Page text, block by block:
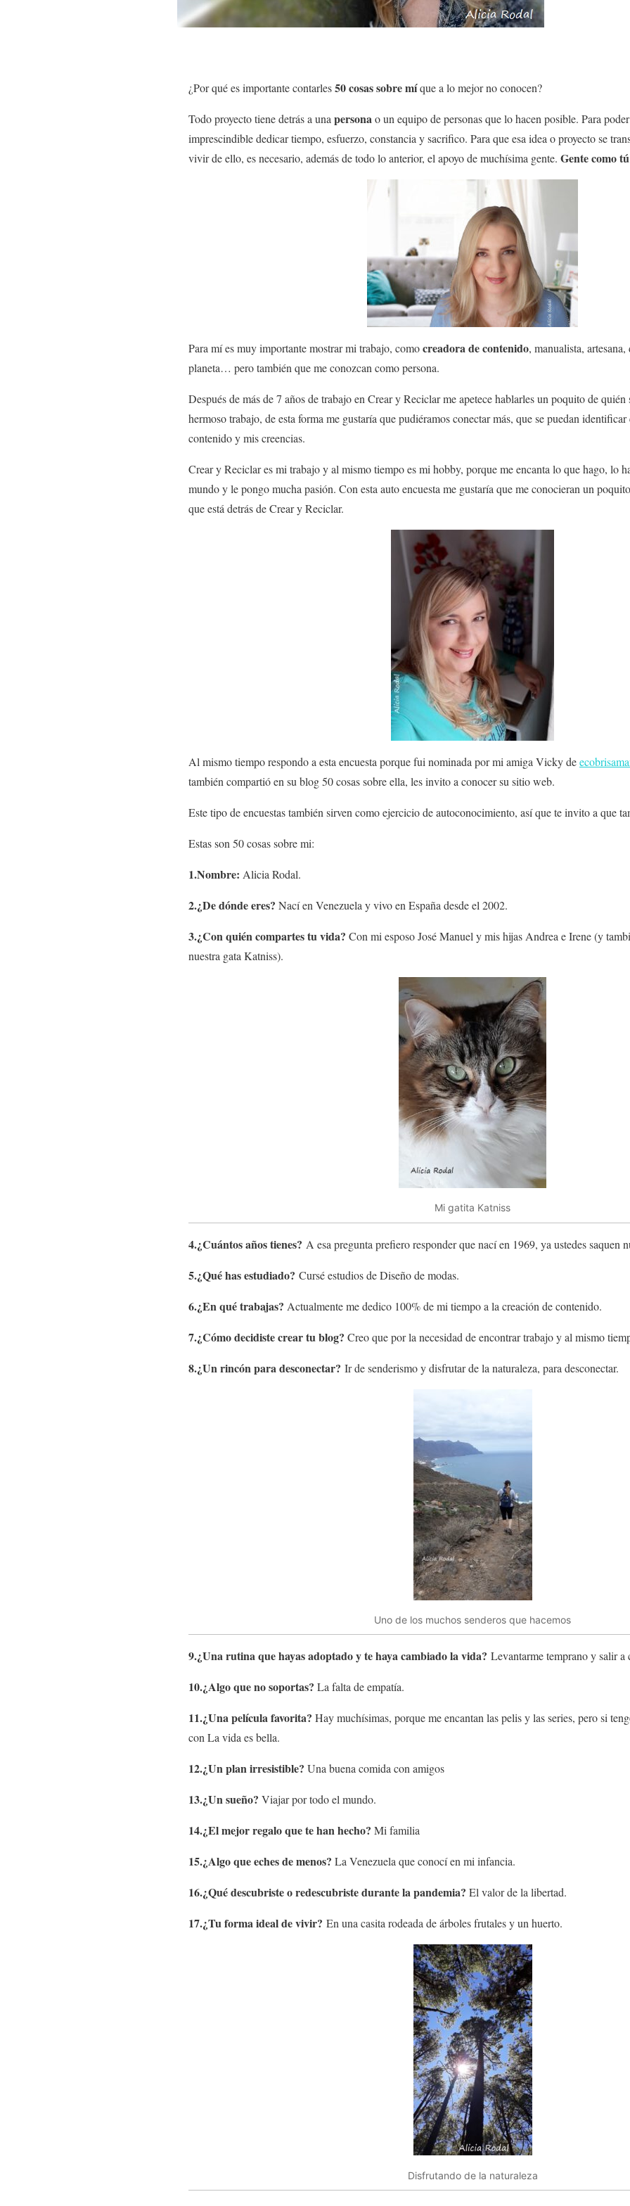
¿Por qué es importante contarles50 cosas sobre míque a lo mejor no conocen?
Todo proyecto tiene detrás a una personao un equipo de personas que lo hacen posible. Para
imprescindible dedicar tiempo, esfuerzo, constancia y sacrifico. Para que esa idea o proyecto se
vivir de ello, es necesario, además de todo lo anterior, el apoyo de muchísima gente. Gente como
Para mí es muy importante mostrar mi trabajo, comocreadora de contenido, manualista,
planeta… pero también que me conozcan como persona.
Después de más de 7 años de trabajo en Crear y Reciclar me apetece hablarles un poquito de quién
hermoso trabajo, de esta forma me gustaría que pudiéramos conectar más, que se puedan
contenido y mis creencias.
Crear y Reciclar es mi trabajo y al mismo tiempo es mi hobby, porque me encanta lo que hago, lo
mundo y le pongo mucha pasión. Con esta auto encuesta me gustaría que me conocieran un
que está detrás de Crear y Reciclar.
Al mismo tiempo respondo a esta encuesta porque fui nominada por mi amiga Vicky de
también compartió en su blog 50 cosas sobre ella, les invito a conocer su sitio web.
Este tipo de encuestas también sirven como ejercicio de autoconocimiento, así que te invito a que
Estas son 50 cosas sobre mi:
1.Nombre: Alicia Rodal.
2.¿De dónde eres? Nací en Venezuela y vivo en España desde el 2002.
3.¿Con quién compartes tu vida? Con mi esposo José Manuel y mis hijas Andrea e Irene (y
nuestra gata Katniss).
Mi gatita Katniss
4.¿Cuántos años tienes? A esa pregunta prefiero responder que nací en 1969, ya ustedes saquen
5.¿Qué has estudiado? Cursé estudios de Diseño de modas.
6.¿En qué trabajas? Actualmente me dedico 100% de mi tiempo a la creación de contenido.
7.¿Cómo decidiste crear tu blog? Creo que por la necesidad de encontrar trabajo y al mismo
8.¿Un rincón para desconectar? Ir de senderismo y disfrutar de la naturaleza, para desconectar.
Uno de los muchos senderos que hacemos
9.¿Una rutina que hayas adoptado y te haya cambiado la vida? Levantarme temprano y salir a
10.¿Algo que no soportas? La falta de empatía.
11.¿Una película favorita? Hay muchísimas, porque me encantan las pelis y las series, pero si
con La vida es bella.
12.¿Un plan irresistible? Una buena comida con amigos
13.¿Un sueño? Viajar por todo el mundo.
14.¿El mejor regalo que te han hecho? Mi familia
15.¿Algo que eches de menos? La Venezuela que conocí en mi infancia.
16.¿Qué descubriste o redescubriste durante la pandemia? El valor de la libertad.
17.¿Tu forma ideal de vivir? En una casita rodeada de árboles frutales y un huerto.
Disfrutando de la naturaleza